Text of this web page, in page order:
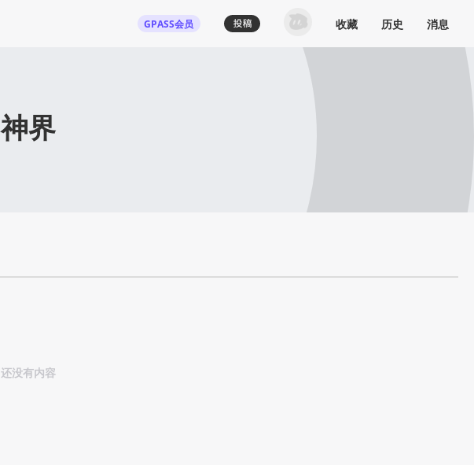
GPASS会员 收藏 历史 消息
神界
还没有内容